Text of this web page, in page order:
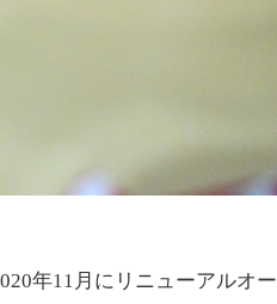
年11月にリニューアルオ